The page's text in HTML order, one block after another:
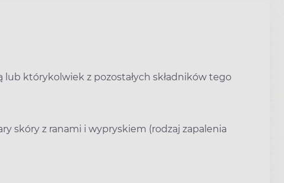
którykolwiek z pozostałych składników tego
skóry z ranami i wypryskiem (rodzaj zapalenia